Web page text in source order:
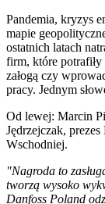
Pandemia, kryzys
mapie
ostatnich latach
firm, które
załogą czy
pracy. Jednym
Od lewej: Marcin
Jędrzejczak,
Wschodniej.
"Nagroda to
tworzą wysoko
Danfoss Poland